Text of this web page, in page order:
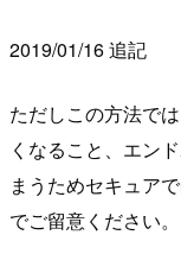
2019/01/16 追記
ただしこの方法で
くなること、エン
まうためセキュア
でご留意ください。